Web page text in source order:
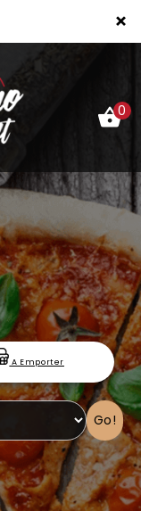
×
0
A Emporter
Go!